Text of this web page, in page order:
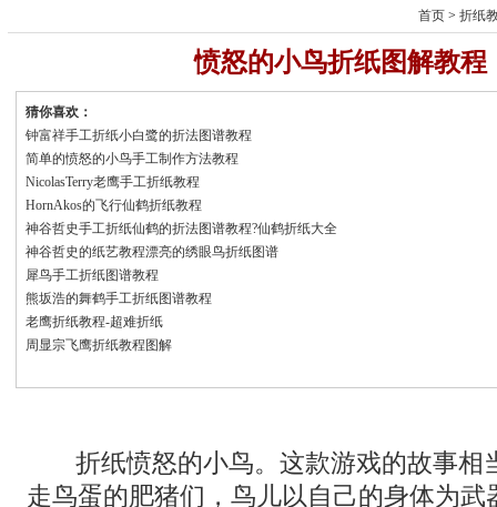
首页 >折纸
愤怒的小鸟折纸图解教程
猜你喜欢：
钟富祥手工折纸小白鹭的折法图谱教程
简单的愤怒的小鸟手工制作方法教程
NicolasTerry老鹰手工折纸教程
HornAkos的飞行仙鹤折纸教程
神谷哲史手工折纸仙鹤的折法图谱教程?仙鹤折纸大全
神谷哲史的纸艺教程漂亮的绣眼鸟折纸图谱
犀鸟手工折纸图谱教程
熊坂浩的舞鹤手工折纸图谱教程
老鹰折纸教程-超难折纸
周显宗飞鹰折纸教程图解
折纸愤怒的小鸟。这款游戏的故事相
走鸟蛋的肥猪们，鸟儿以自己的身体为武